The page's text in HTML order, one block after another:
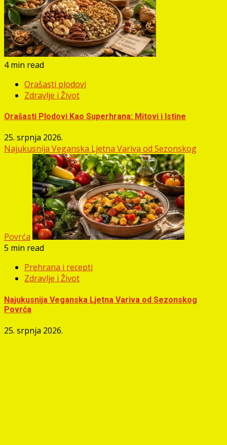
4 min read
Orašasti plodovi
Zdravlje i Život
Orašasti Plodovi Kao Superhrana: Mitovi i Istine
25. srpnja 2026.
Najukusnija Veganska Ljetna Variva od Sezonskog
Povrća
5 min read
Prehrana i recepti
Zdravlje i Život
Najukusnija Veganska Ljetna Variva od Sezonskog
Povrća
25. srpnja 2026.